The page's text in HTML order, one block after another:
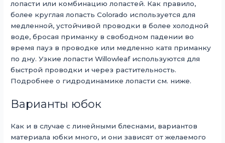
лопасти или комбинацию лопастей. Как правило,
более круглая лопасть Colorado используется для
медленной, устойчивой проводки в более холодной
воде, бросая приманку в свободном падении во
время пауз в проводке или медленно катя приманку
по дну. Узкие лопасти Willowleaf используются для
быстрой проводки и через растительность.
Подробнее о гидродинамике лопасти см. ниже.
Варианты юбок
Как и в случае с линейными блеснами, вариантов
материала юбки много, и они зависят от желаемого